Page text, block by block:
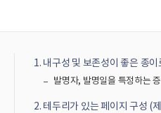
내구성 및 보존성이 좋은 종이
발명자, 발명일을 특정하는
테두리가 있는 페이지 구성 (